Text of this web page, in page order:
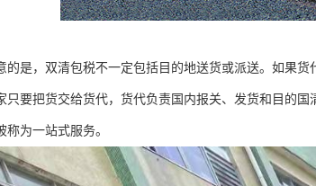
的是，双清包税不一定包括目的地送货或派送。如果
只要把货交给货代，货代负责国内报关、发货和目的
称为一站式服务。